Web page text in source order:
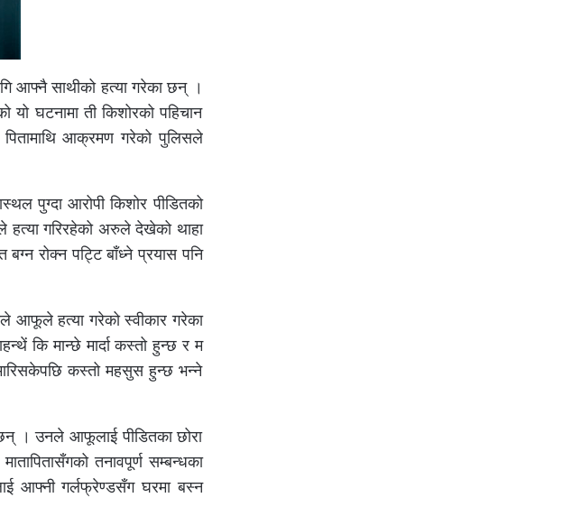
आफ्नै साथीको हत्या गरेका छन् ।
घटनामा ती किशोरको पहिचान
आक्रमण गरेको पुलिसले
पुग्दा आरोपी किशोर पीडितको
हत्या गरिरहेको अरुले देखेको थाहा
रोक्न पट्टि बाँध्ने प्रयास पनि
आफूले हत्या गरेको स्वीकार गरेका
कि मान्छे मार्दा कस्तो हुन्छ र म
मारिसकेपछि कस्तो महसुस हुन्छ भन्ने
। उनले आफूलाई पीडितका छोरा
तनावपूर्ण सम्बन्धका
आफ्नी गर्लफ्रेण्डसँग घरमा बस्न